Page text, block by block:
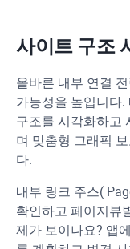
사이트 구조
올바른 내부 연결
가능성을 높입니다
구조를 시각화하고
며 맞춤형 그래픽
다.
내부 링크 주스(
확인하고 페이지뷰
제가 보이나요? 앱